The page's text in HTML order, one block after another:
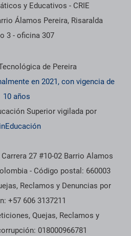
y Educativos - CRIE
Álamos Pereira, Risaralda
3 - oficina 307
de Pereira
en 2021, con vigencia de
10 años
Superior vigilada por
Carrera 27 #10-02 Barrio Alamos
- Código postal: 660003
Reclamos y Denuncias por
+57 606 3137211
Quejas, Reclamos y
018000966781